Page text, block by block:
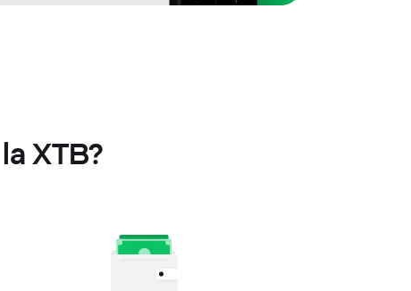
XTB?